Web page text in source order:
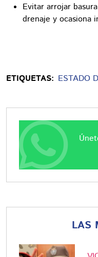
Evitar arrojar
drenaje y ocasiona
ETIQUETAS: ESTADO
LAS